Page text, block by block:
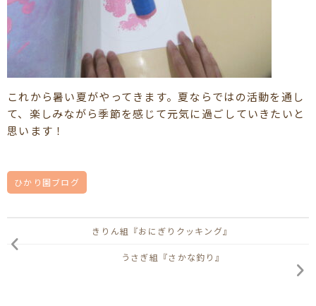
これから暑い夏がやってきます。夏ならではの活動を通し
て、楽しみながら季節を感じて元気に過ごしていきたいと
思います！
ひかり園ブログ
きりん組『おにぎりクッキング』
うさぎ組『さかな釣り』